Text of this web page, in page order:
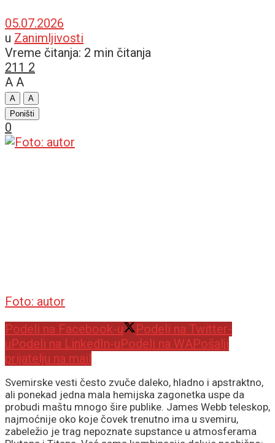
05.07.2026
u Zanimljivosti
Vreme čitanja: 2 min čitanja
211 2
A A
A
A
Poništi
0
Foto: autor
Podeli na Facebook-u
Podeli na Twitter-
uPodeli na LinkedIn-uPodeli na WAPošalji
prijatelju na mail
Svemirske vesti često zvuče daleko, hladno i apstraktno,
ali ponekad jedna mala hemijska zagonetka uspe da
probudi maštu mnogo šire publike. James Webb teleskop,
najmoćnije oko koje čovek trenutno ima u svemiru,
zabeležio je trag nepoznate supstance u atmosferama